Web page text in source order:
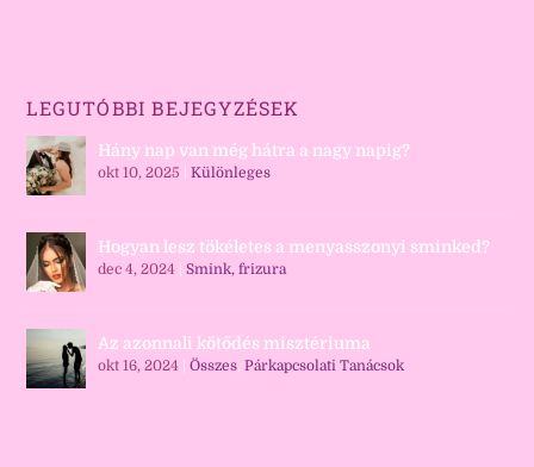
LEGUTÓBBI BEJEGYZÉSEK
Hány nap van még hátra a nagy napig?
okt 10, 2025 |Különleges
Hogyan lesz tökéletes a menyasszonyi sminked?
dec 4, 2024 |Smink, frizura
Az azonnali kötődés misztériuma
okt 16, 2024 |Összes ,Párkapcsolati Tanácsok